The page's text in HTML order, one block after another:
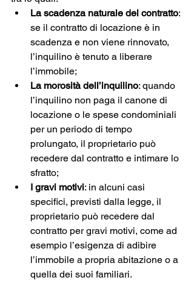
La scadenza naturale del contratto:
se il contratto di locazione è in
scadenza e non viene rinnovato,
l’inquilino è tenuto a liberare
l’immobile;
La morosità dell’inquilino: quando
l’inquilino non paga il canone di
locazione o le spese condominiali
per un periodo di tempo
prolungato, il proprietario può
recedere dal contratto e intimare lo
sfratto;
I gravi motivi: in alcuni casi
specifici, previsti dalla legge, il
proprietario può recedere dal
contratto per gravi motivi, come ad
esempio l’esigenza di adibire
l’immobile a propria abitazione o a
quella dei suoi familiari.